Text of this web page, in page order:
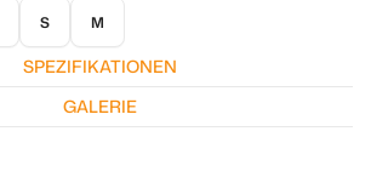
S M
SPEZIFIKATIONEN
GALERIE